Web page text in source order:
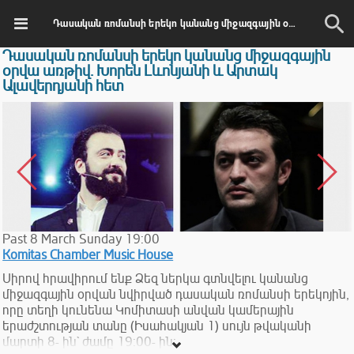
Դասական ռոմանսի երեկո կանանց միջազգային օրվա առթիվ. Խորեն Լևոնյանի և Արտակ Ալավերդյանի հետ
Դասական ռոմանսի երեկո կանանց միջազգային
օրվա առթիվ. Խորեն Լևոնյանի և Արտակ
Ալավերդյանի հետ
Past 8 March Sunday 19:00
Komitas Chamber Music House
Սիրով հրավիրում ենք Ձեզ ներկա գտնվելու կանանց
միջազգային օրվան նվիրված դասական ռոմանսի երեկոյին,
որը տեղի կունենա Կոմիտասի անվան կամերային
երաժշտության տանը (Իսահակյան 1) սույն թվականի
մարտի 8- ին` ժամը 19:00- ին: